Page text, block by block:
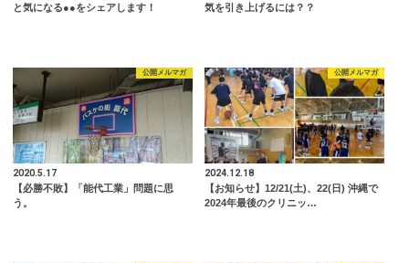
と気になる●●をシェアします！
気を引き上げるには？？
公開メルマガ
2020.5.17
【必勝不敗】「能代工業」問題に思
う。
公開メルマガ
2024.12.18
【お知らせ】12/21(土)、22(日) 沖縄で
2024年最後のクリニッ…